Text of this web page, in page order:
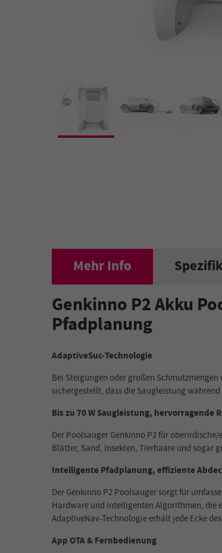
Mehr Info
Genkinno P2 Akku
Pfadplanung
AdaptiveSuc-Technologie
Bei Steigungen oder großen
sichergestellt, dass die Saugleistung
Bis zu 70 W Saugleistung, hervorragende
Der Poolsauger Genkinno P2 für
Blätter, Sand, Insekten, Tierhaare und sogar
Intelligente Pfadplanung, effiziente
Der Genkinno P2 Poolsauger sorgt für
Hardware und intelligenten Algorithmen, die
AdaptiveNav-Technologie erhält jede Ecke
App OTA & Fernbedienung